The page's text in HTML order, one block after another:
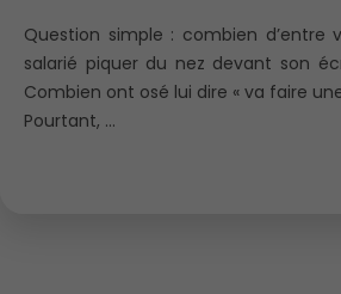
Question simple : combien d’entre
salarié piquer du nez devant son
Combien ont osé lui dire « va faire
Pourtant, ...